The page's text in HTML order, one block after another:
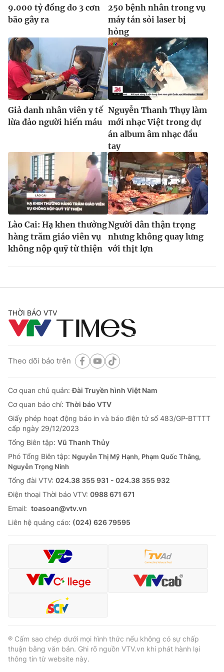
Ðiện thoại Thời báo VTV:024.66 897 897
Email:toasoan@vtv.vn
024-7300.7108
® Cấm sao chép dưới mọi hình thức nếu không có sự chấp
thuận bằng văn bản. Ghi rõ nguồn VTV.vn khi phát hành lại
thông tin từ website này.
9.000 tỷ đồng do 3 cơn
bão gây ra
250 bệnh nhân trong vụ
máy tán sỏi laser bị
hỏng
Giả danh nhân viên y tế
lừa đảo người hiến máu
Nguyễn Thanh Thụy làm
mới nhạc Việt trong dự
án album âm nhạc đầu
tay
Lào Cai: Hạ khen thưởng
hàng trăm giáo viên vụ
không nộp quỹ từ thiện
Người dân thận trọng
nhưng không quay lưng
với thịt lợn
THỜI BÁO VTV
Theo dõi báo trên
Cơ quan chủ quản:Đài Truyền hình Việt Nam
Cơ quan báo chí: Thời báo VTV
Giấy phép hoạt động báo in và báo điện tử số 483/GP-BTTTT
cấp ngày 29/12/2023
Tổng Biên tập: Vũ Thanh Thủy
Phó Tổng Biên tập: Nguyễn Thị Mỹ Hạnh, Phạm Quốc Thắng,
Nguyễn Trọng Ninh
Tổng đài VTV: 024.38 355 931 - 024.38 355 932
Ðiện thoại Thời báo VTV: 0988 671 671
Email: toasoan@vtv.vn
Liên hệ quảng cáo: (024) 626 79595
® Cấm sao chép dưới mọi hình thức nếu không có sự chấp
thuận bằng văn bản. Ghi rõ nguồn VTV.vn khi phát hành lại
thông tin từ website này.